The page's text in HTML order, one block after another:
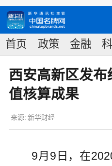
首页 政策 金融
西安高新区发
值核算成果
来源: 新华财经
9月9日，在2020